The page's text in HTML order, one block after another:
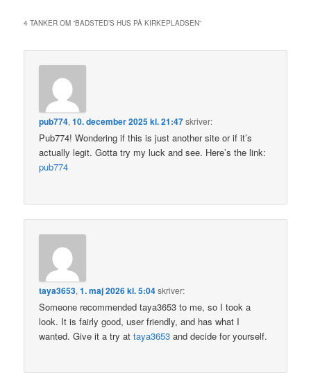
4 TANKER OM “BADSTED’S HUS PÅ KIRKEPLADSEN”
pub774,10. december 2025 kl. 21:47skriver:
Pub774! Wondering if this is just another site or if it’s
actually legit. Gotta try my luck and see. Here’s the link:
pub774
taya3653,1. maj 2026 kl. 5:04skriver:
Someone recommended taya3653 to me, so I took a
look. It is fairly good, user friendly, and has what I
wanted. Give it a try attaya3653 and decide for yourself.